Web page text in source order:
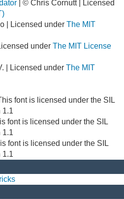
| © Chris Cornutt | Licensed
| Licensed under The MIT
under The MIT License
| Licensed under The MIT
font is licensed under the SIL
1.1
font is licensed under the SIL
1.1
font is licensed under the SIL
1.1